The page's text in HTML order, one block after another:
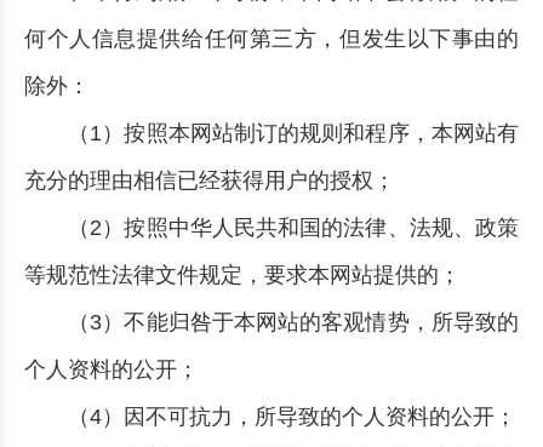
何个人信息提供给任何第三方，但发生以下事由的
除外：
（1）按照本网站制订的规则和程序，本网站有
充分的理由相信已经获得用户的授权；
（2）按照中华人民共和国的法律、法规、政策
等规范性法律文件规定，要求本网站提供的；
（3）不能归咎于本网站的客观情势，所导致的
个人资料的公开；
（4）因不可抗力，所导致的个人资料的公开；